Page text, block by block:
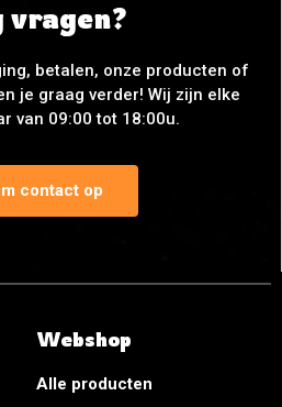
vragen?
betalen, onze producten of
je graag verder! Wij zijn elke
van 09:00 tot 18:00u.
contact op
Webshop
Alle producten